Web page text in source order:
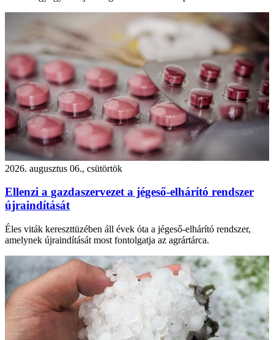
2026. augusztus 06., csütörtök
Ellenzi a gazdaszervezet a jégeső-elhárító rendszer
újraindítását
Éles viták kereszttüzében áll évek óta a jégeső-elhárító rendszer,
amelynek újraindítását most fontolgatja az agrártárca.